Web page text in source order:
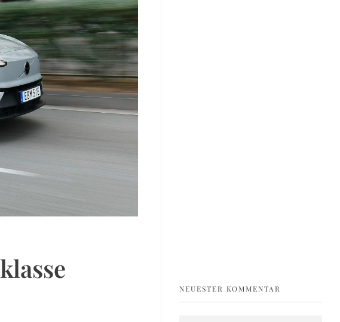
NEUESTER KOMMENTAR